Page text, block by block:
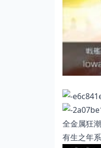
全金属狂
有生之年